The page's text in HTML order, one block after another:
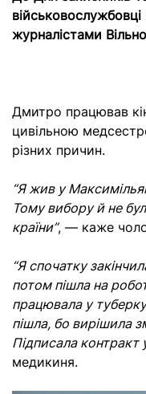
журналістами
Дмитро працював
цивільною
різних причин.
“Я жив у
Тому вибору й не
країни”, — каже
“Я спочатку
потом пішла на
працювала у
пішла, бо вирішила
Підписала контракт
медикиня.